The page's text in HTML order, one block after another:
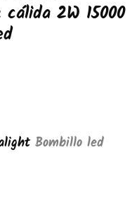
2W 15000
Bombillo led